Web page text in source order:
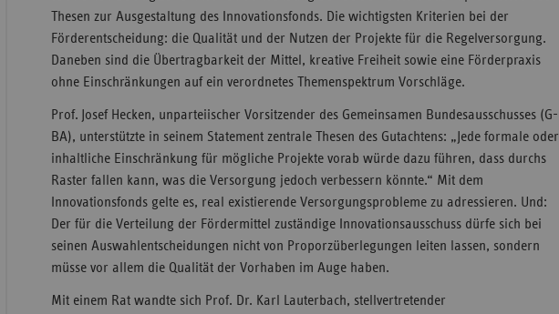
Thesen zur Ausgestaltung des Innovationsfonds. Die wichtigsten Kriterien bei der
Förderentscheidung: die Qualität und der Nutzen der Projekte für die Regelversorgung.
Daneben sind die Übertragbarkeit der Mittel, kreative Freiheit sowie eine Förderpraxis
ohne Einschränkungen auf ein verordnetes Themenspektrum Vorschläge.
Prof. Josef Hecken, unparteiischer Vorsitzender des Gemeinsamen Bundesausschusses (G-
BA), unterstützte in seinem Statement zentrale Thesen des Gutachtens: „Jede formale oder
inhaltliche Einschränkung für mögliche Projekte vorab würde dazu führen, dass durchs
Raster fallen kann, was die Versorgung jedoch verbessern könnte.“ Mit dem
Innovationsfonds gelte es, real existierende Versorgungsprobleme zu adressieren. Und:
Der für die Verteilung der Fördermittel zuständige Innovationsausschuss dürfe sich bei
seinen Auswahlentscheidungen nicht von Proporzüberlegungen leiten lassen, sondern
müsse vor allem die Qualität der Vorhaben im Auge haben.
Mit einem Rat wandte sich Prof. Dr. Karl Lauterbach, stellvertretender